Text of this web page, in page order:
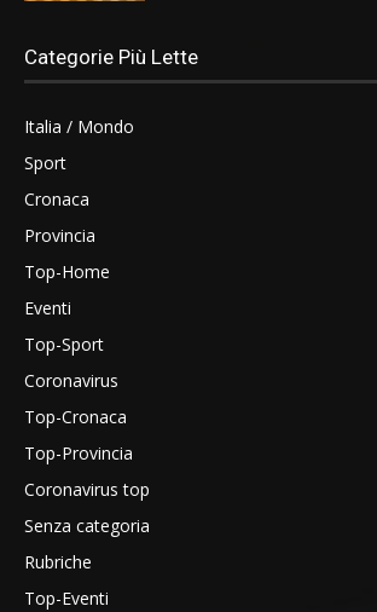
Categorie Più Lette
Italia / Mondo
Sport
Cronaca
Provincia
Top-Home
Eventi
Top-Sport
Coronavirus
Top-Cronaca
Top-Provincia
Coronavirus top
Senza categoria
Rubriche
Top-Eventi